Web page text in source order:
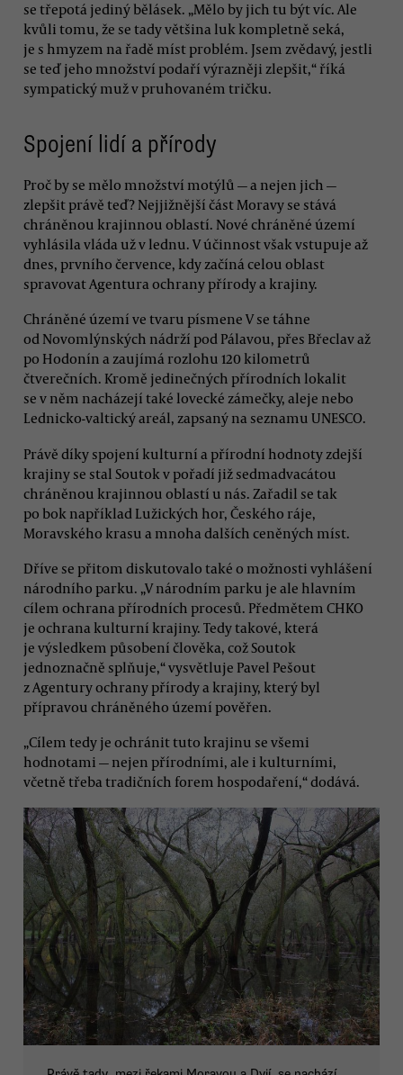
se třepotá jediný bělásek. „Mělo by jich tu být víc. Ale
kvůli tomu, že se tady většina luk kompletně seká,
je s hmyzem na řadě míst problém. Jsem zvědavý, jestli
se teď jeho množství podaří výrazněji zlepšit,“ říká
sympatický muž v pruhovaném tričku.
Spojení lidí a přírody
Proč by se mělo množství motýlů — a nejen jich —
zlepšit právě teď? Nejjižnější část Moravy se stává
chráněnou krajinnou oblastí. Nové chráněné území
vyhlásila vláda už v lednu. V účinnost však vstupuje až
dnes, prvního července, kdy začíná celou oblast
spravovat Agentura ochrany přírody a krajiny.
Chráněné území ve tvaru písmene V se táhne
od Novomlýnských nádrží pod Pálavou, přes Břeclav až
po Hodonín a zaujímá rozlohu 120 kilometrů
čtverečních. Kromě jedinečných přírodních lokalit
se v něm nacházejí také lovecké zámečky, aleje nebo
Lednicko-valtický areál, zapsaný na seznamu UNESCO.
Právě díky spojení kulturní a přírodní hodnoty zdejší
krajiny se stal Soutok v pořadí již sedmadvacátou
chráněnou krajinnou oblastí u nás. Zařadil se tak
po bok například Lužických hor, Českého ráje,
Moravského krasu a mnoha dalších ceněných míst.
Dříve se přitom diskutovalo také o možnosti vyhlášení
národního parku. „V národním parku je ale hlavním
cílem ochrana přírodních procesů. Předmětem CHKO
je ochrana kulturní krajiny. Tedy takové, která
je výsledkem působení člověka, což Soutok
jednoznačně splňuje,“ vysvětluje Pavel Pešout
z Agentury ochrany přírody a krajiny, který byl
přípravou chráněného území pověřen.
„Cílem tedy je ochránit tuto krajinu se všemi
hodnotami — nejen přírodními, ale i kulturními,
včetně třeba tradičních forem hospodaření,“ dodává.